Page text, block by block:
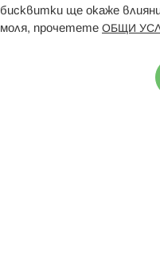
бисквитки ще окаже
моля, прочетете ОБЩИ